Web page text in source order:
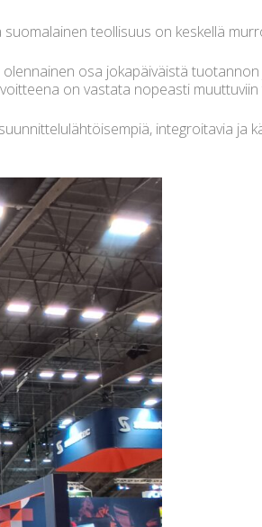
teollisuus on keskellä
osa jokapäiväistä
on vastata nopeasti
integroitavia